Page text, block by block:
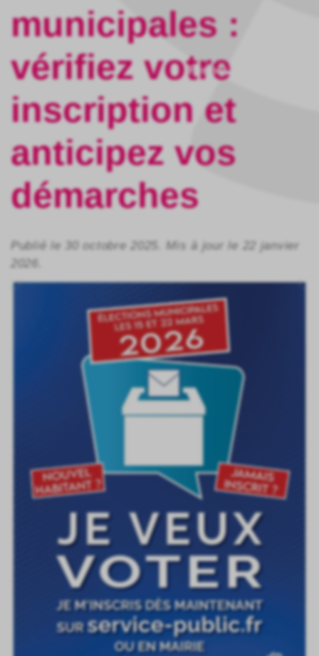
Fermer
municipales :
vérifiez votre
inscription et
anticipez vos
démarches
Publié le 30 octobre 2025. Mis à jour le 22 janvier
2026.